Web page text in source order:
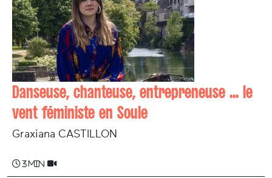
Danseuse, chanteuse, entrepreneuse ... le
vent féministe en Soule
Graxiana CASTILLON
3 min